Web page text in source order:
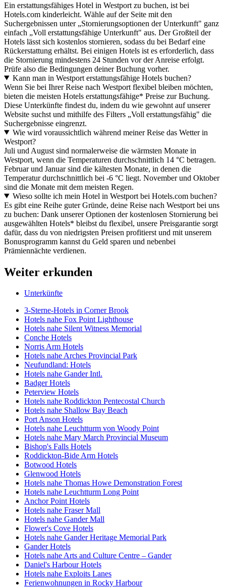
Ein erstattungsfähiges Hotel in Westport zu buchen, ist bei
Hotels.com kinderleicht. Wähle auf der Seite mit den
Suchergebnissen unter „Stornierungsoptionen der Unterkunft" ganz
einfach „Voll erstattungsfähige Unterkunft" aus. Der Großteil der
Hotels lässt sich kostenlos stornieren, sodass du bei Bedarf eine
Rückerstattung erhältst. Bei einigen Hotels ist es erforderlich, dass
die Stornierung mindestens 24 Stunden vor der Anreise erfolgt.
Prüfe also die Bedingungen deiner Buchung vorher.
Kann man in Westport erstattungsfähige Hotels buchen?
Wenn Sie bei Ihrer Reise nach Westport flexibel bleiben möchten,
bieten die meisten Hotels erstattungsfähige* Preise zur Buchung.
Diese Unterkünfte findest du, indem du wie gewohnt auf unserer
Website suchst und mithilfe des Filters „Voll erstattungsfähig" die
Suchergebnisse eingrenzt.
Wie wird voraussichtlich während meiner Reise das Wetter in
Westport?
Juli und August sind normalerweise die wärmsten Monate in
Westport, wenn die Temperaturen durchschnittlich 14 °C betragen.
Februar und Januar sind die kältesten Monate, in denen die
Temperatur durchschnittlich bei -6 °C liegt. November und Oktober
sind die Monate mit dem meisten Regen.
Wieso sollte ich mein Hotel in Westport bei Hotels.com buchen?
Es gibt eine Reihe guter Gründe, deine Reise nach Westport bei uns
zu buchen: Dank unserer Optionen der kostenlosen Stornierung bei
ausgewählten Hotels* bleibst du flexibel, unsere Preisgarantie sorgt
dafür, dass du von niedrigsten Preisen profitierst und mit unserem
Bonusprogramm kannst du Geld sparen und nebenbei
Prämiennächte verdienen.
Weiter erkunden
Unterkünfte
3-Sterne-Hotels in Corner Brook
Hotels nahe Fox Point Lighthouse
Hotels nahe Silent Witness Memorial
Conche Hotels
Norris Arm Hotels
Hotels nahe Arches Provincial Park
Neufundland: Hotels
Hotels nahe Gander Intl.
Badger Hotels
Peterview Hotels
Hotels nahe Roddickton Pentecostal Church
Hotels nahe Shallow Bay Beach
Port Anson Hotels
Hotels nahe Leuchtturm von Woody Point
Hotels nahe Mary March Provincial Museum
Bishop's Falls Hotels
Roddickton-Bide Arm Hotels
Botwood Hotels
Glenwood Hotels
Hotels nahe Thomas Howe Demonstration Forest
Hotels nahe Leuchtturm Long Point
Anchor Point Hotels
Hotels nahe Fraser Mall
Hotels nahe Gander Mall
Flower's Cove Hotels
Hotels nahe Gander Heritage Memorial Park
Gander Hotels
Hotels nahe Arts and Culture Centre – Gander
Daniel's Harbour Hotels
Hotels nahe Exploits Lanes
Ferienwohnungen in Rocky Harbour